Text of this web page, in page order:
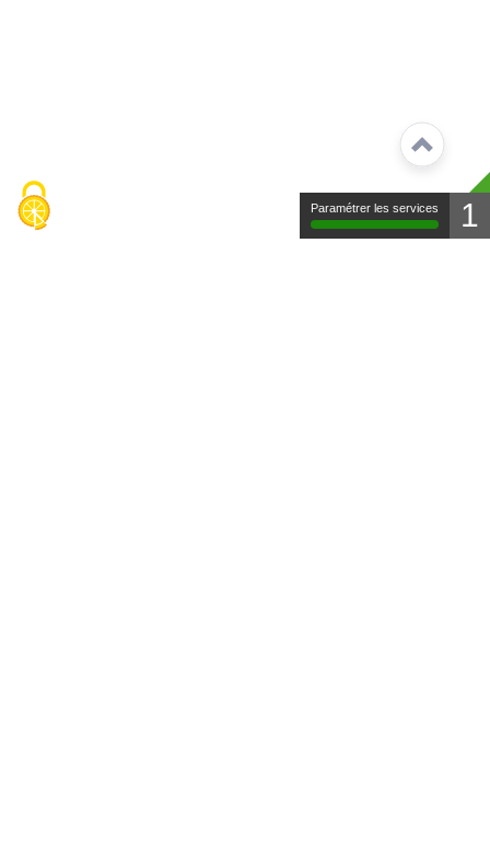
Paramétrer les services 1